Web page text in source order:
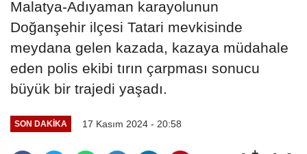
Malatya-Adıyaman karayolunun
Doğanşehir ilçesi Tatari mevkisinde
meydana gelen kazada, kazaya müdahale
eden polis ekibi tırın çarpması sonucu
büyük bir trajedi yaşadı.
SON DAKIKA 17 Kasım 2024 - 20:58